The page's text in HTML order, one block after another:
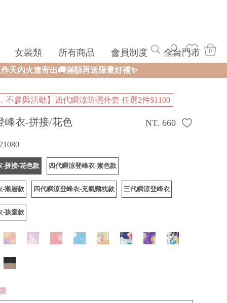
女裝類 所有商品 會員制度 全台門市 0
送限量好禮✨
不參與活動】四代瞬涼防曬外套 任選2件$1100
峰衣-拼接/花色
NT. 660
-拼接/花色款 四代瞬涼登峰衣-素色款
-漸層款 四代瞬涼登峰衣-充氣頸枕款 三代瞬涼登峰衣
-孩童款